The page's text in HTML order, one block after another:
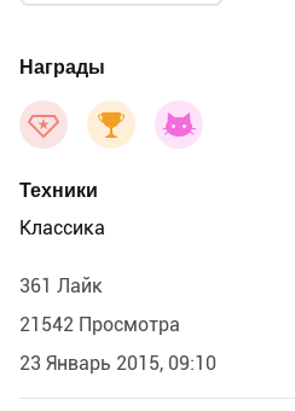
Награды
Техники
Классика
361 Лайк
21542 Просмотра
23 Январь 2015, 09:10